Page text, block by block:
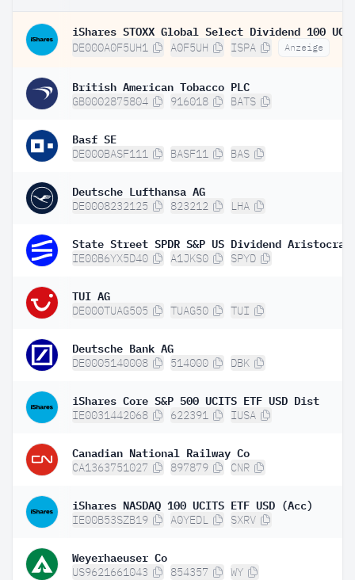
DE000A0F5UH1 A0F5UH ISPA Anzeige
British American Tobacco PLC
GB0002875804 916018 BATS
Basf SE
DE000BASF111 BASF11 BAS
Deutsche Lufthansa AG
DE0008232125 823212 LHA
IE00B6YX5D40 A1JKS0 SPYD
TUI AG
DE000TUAG505 TUAG50 TUI
Deutsche Bank AG
DE0005140008 514000 DBK
iShares Core S&P 500 UCITS ETF USD Dist
IE0031442068 622391 IUSA
Canadian National Railway Co
CA1363751027 897879 CNR
iShares NASDAQ 100 UCITS ETF USD (Acc)
IE00B53SZB19 A0YEDL SXRV
Weyerhaeuser Co
US9621661043 854357 WY